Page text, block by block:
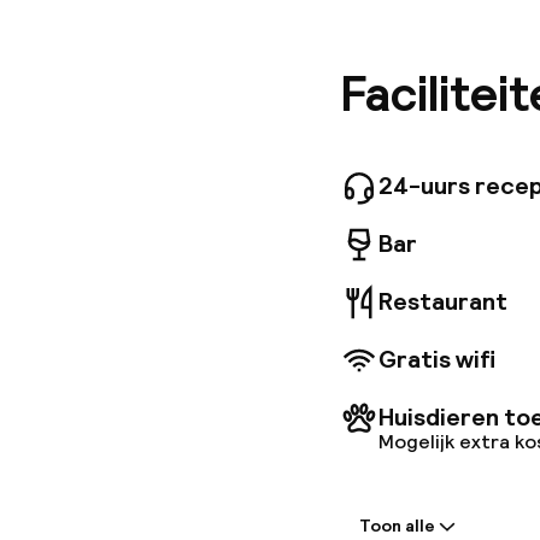
heeft.
24-uurs
Bar
Restaurant
Gratis wifi
Huisdieren
Mogelijk extra
Toon alle